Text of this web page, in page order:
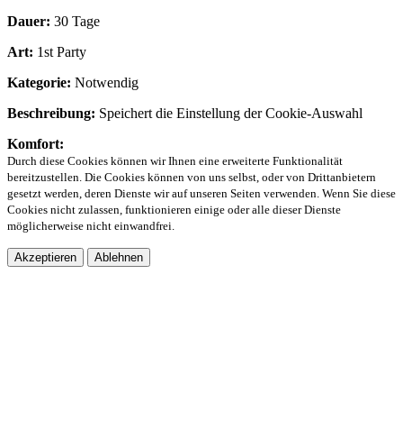
Dauer: 30 Tage
Art: 1st Party
Kategorie: Notwendig
Beschreibung: Speichert die Einstellung der Cookie-Auswahl
Komfort:
Durch diese Cookies können wir Ihnen eine erweiterte Funktionalität
bereitzustellen. Die Cookies können von uns selbst, oder von Drittanbietern
gesetzt werden, deren Dienste wir auf unseren Seiten verwenden. Wenn Sie diese
Cookies nicht zulassen, funktionieren einige oder alle dieser Dienste
möglicherweise nicht einwandfrei.
Akzeptieren Ablehnen